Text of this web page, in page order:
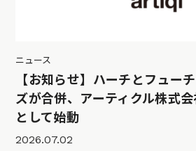
ニュース
【お知らせ】ハーチとフュー
ズが合併、アーティクル株式
として始動
2026.07.02